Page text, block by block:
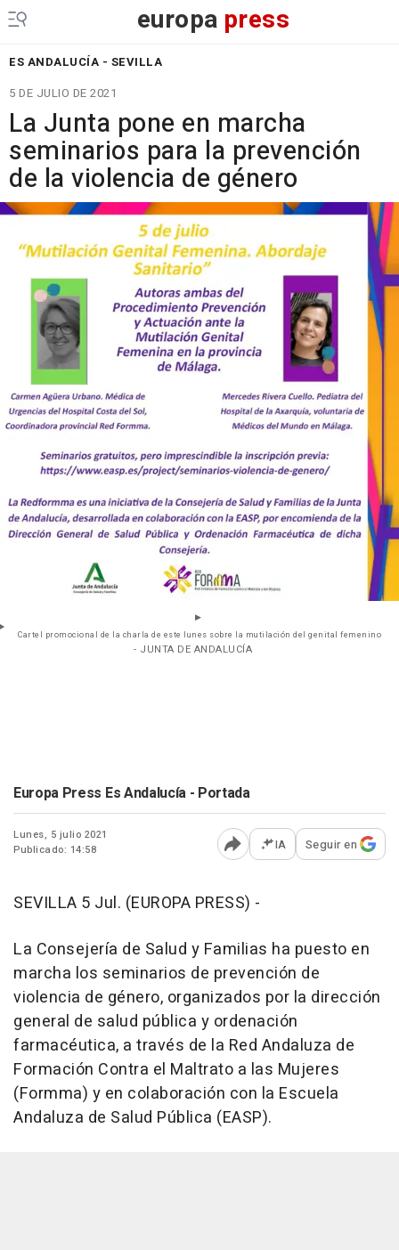
europa press
ES ANDALUCÍA - SEVILLA
5 DE JULIO DE 2021
La Junta pone en marcha
seminarios para la prevención
de la violencia de género
Cartel promocional de la charla de este lunes sobre la mutilación del genital femenino
- JUNTA DE ANDALUCÍA
Europa Press Es Andalucía - Portada
Lunes, 5 julio 2021
Publicado: 14:58
Abrir opciones para
IA Seguir en
SEVILLA 5 Jul. (EUROPA PRESS) -
La Consejería de Salud y Familias ha puesto en
marcha los seminarios de prevención de
violencia de género, organizados por la dirección
general de salud pública y ordenación
farmacéutica, a través de la Red Andaluza de
Formación Contra el Maltrato a las Mujeres
(Formma) y en colaboración con la Escuela
Andaluza de Salud Pública (EASP).